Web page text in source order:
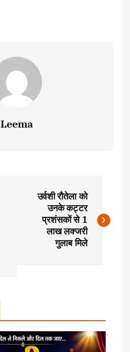
Leema
उर्वशी रौतेला को
उनके कट्टर
प्रशंसकों से 1
लाख लक्जरी
गुलाब मिले